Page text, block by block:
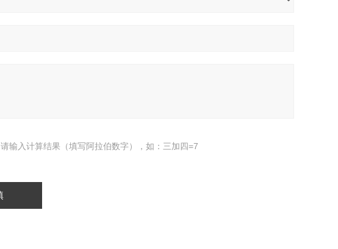
请输入计算结果（填写阿拉伯数字），如：三加四=7